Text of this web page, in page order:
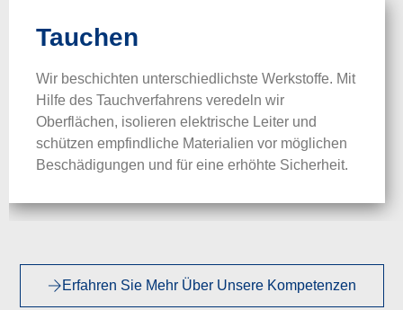
Tauchen
Wir beschichten unterschiedlichste Werkstoffe. Mit
Hilfe des Tauchverfahrens veredeln wir
Oberflächen, isolieren elektrische Leiter und
schützen empfindliche Materialien vor möglichen
Beschädigungen und für eine erhöhte Sicherheit.
Erfahren Sie Mehr Über Unsere Kompetenzen